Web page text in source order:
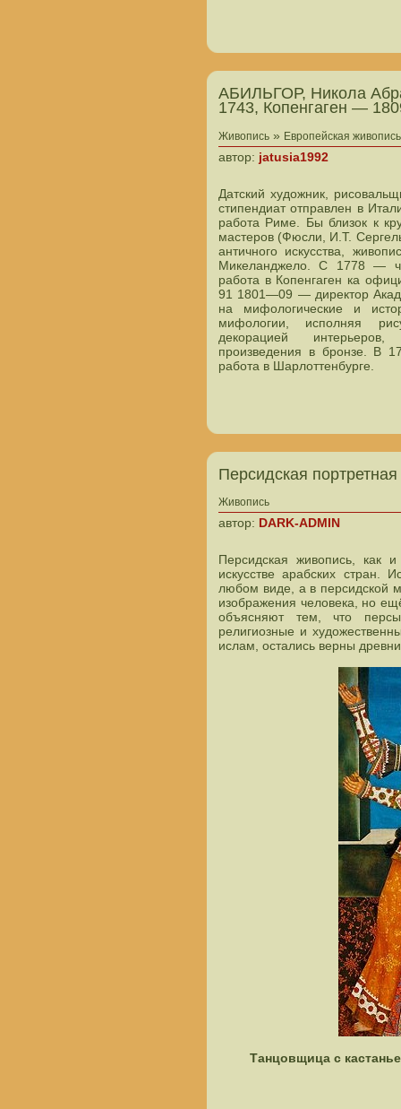
АБИЛЬГОР, Никола
1743, Копенгаген —
Живопись » Европейская
автор: jatusia1992
Датский художник,
стипендиат отправлен в
работа Риме. Бы близок к
мастеров (Фюсли, И.Т.
античного искусства,
Микеланджело. С 1778 —
работа в Копенгаген ка
91 1801—09 — директор
на мифологические и
мифологии, исполняя
декорацией
произведения в бронзе. В
работа в Шарлоттенбурге.
Персидская
Живопись
автор: DARK-ADMIN
Персидская живопись, как
искусстве арабских стран.
любом виде, а в персидской
изображения человека, но
объясняют тем, что
религиозные и
ислам, остались верны
Танцовщица с